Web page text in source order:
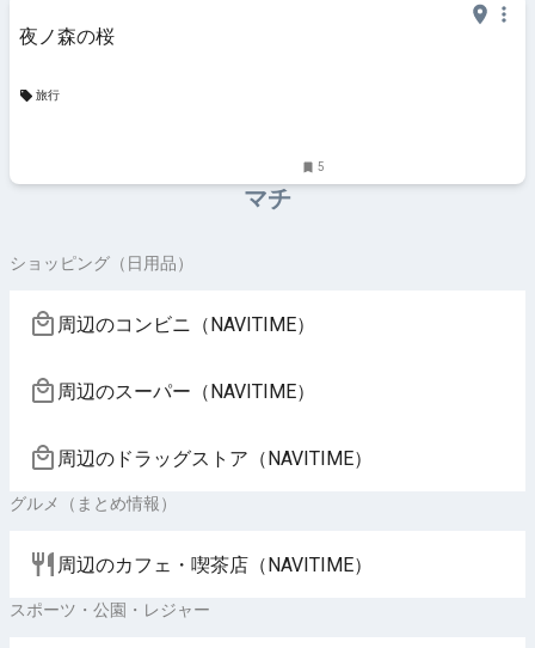
夜ノ森の桜
旅行
5
マチ
ショッピング（日用品）
周辺のコンビニ（NAVITIME）
周辺のスーパー（NAVITIME）
周辺のドラッグストア（NAVITIME）
グルメ（まとめ情報）
周辺のカフェ・喫茶店（NAVITIME）
スポーツ・公園・レジャー